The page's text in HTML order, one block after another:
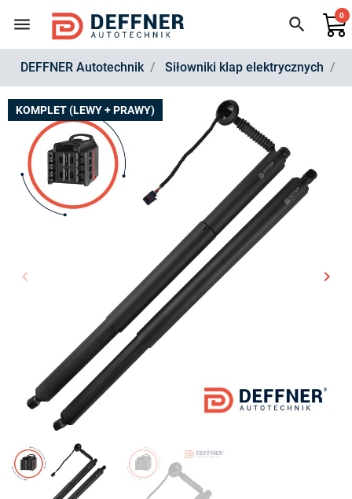
menu search 0
DEFFNER Autotechnik Siłowniki klap elektrycznych
KOMPLET (LEWY + PRAWY)
Poprzedni
keyboard_arrow_left keyboard_arrow_right